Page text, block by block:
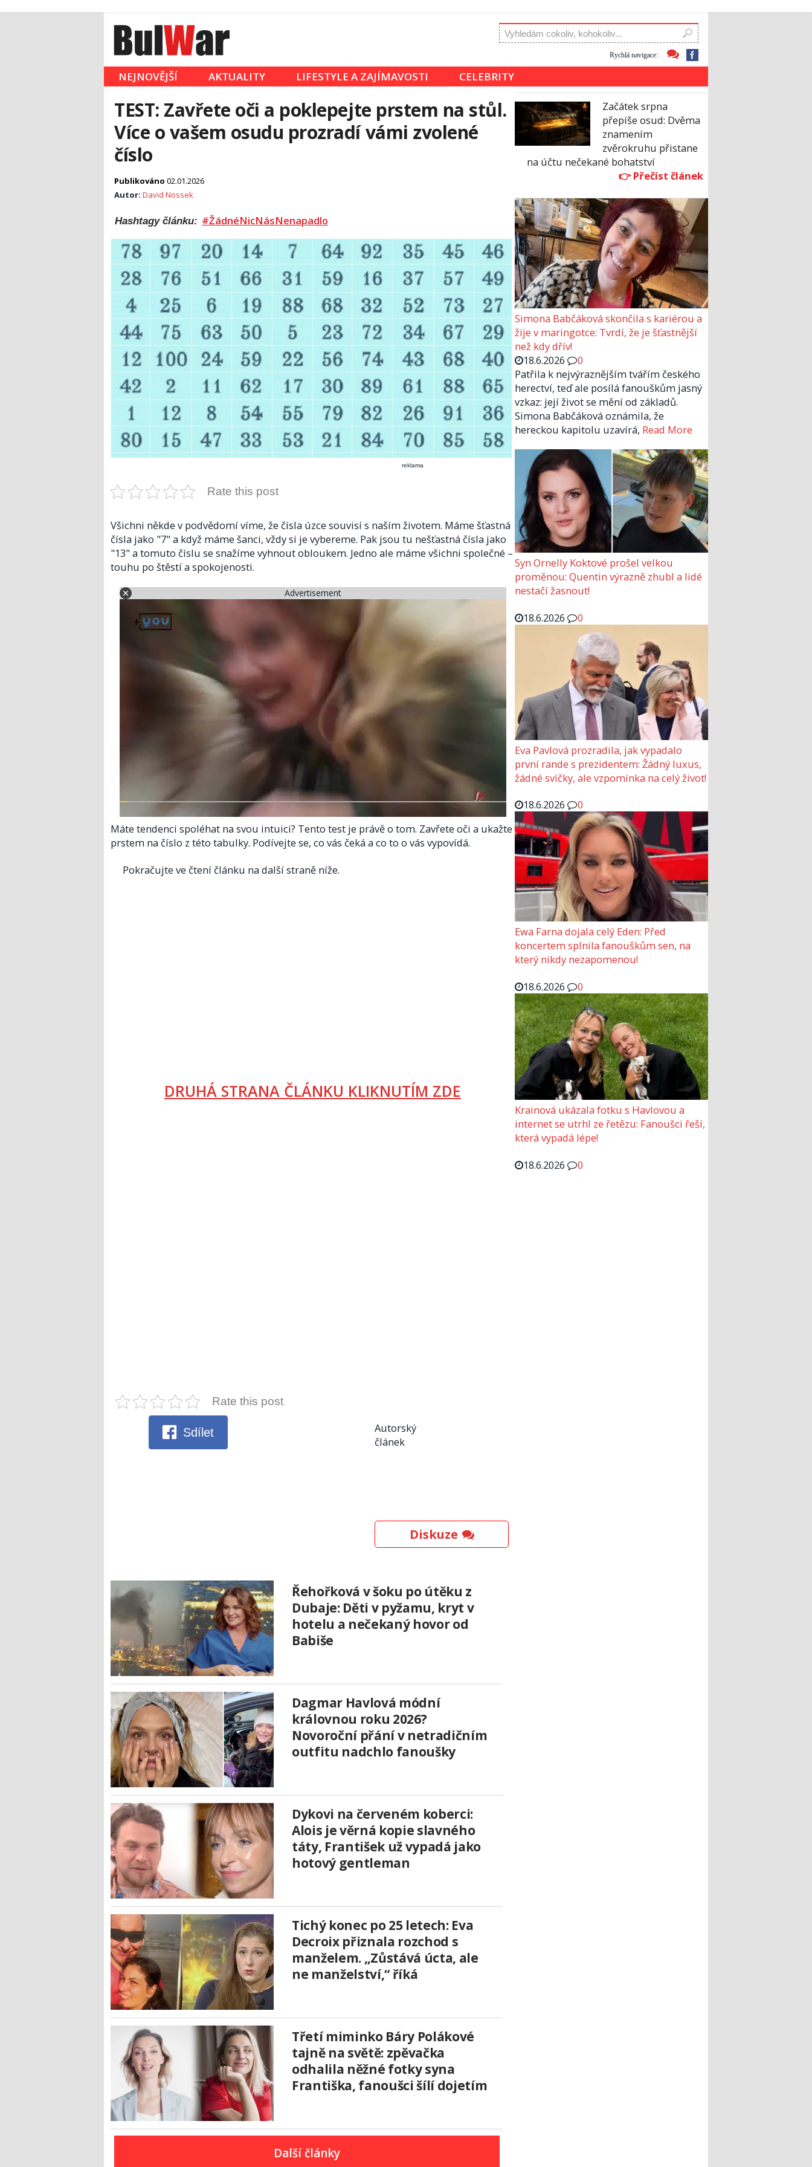
Rychlá navigace:
NEJNOVĚJŠÍ AKTUALITY LIFESTYLE A ZAJÍMAVOSTI CELEBRITY
TEST: Zavřete oči a poklepejte prstem na stůl.
Více o vašem osudu prozradí vámi zvolené
číslo
Publikováno 02.01.2026
Autor: David Nossek
Hashtagy článku: #ŽádnéNicNásNenapadlo
reklama
Rate this post
Všichni někde v podvědomí víme, že čísla úzce souvisí s naším životem. Máme šťastná
čísla jako "7" a když máme šanci, vždy si je vybereme. Pak jsou tu nešťastná čísla jako
"13" a tomuto číslu se snažíme vyhnout obloukem. Jedno ale máme všichni společné –
touhu po štěstí a spokojenosti.
Advertisement
Máte tendenci spoléhat na svou intuici? Tento test je právě o tom. Zavřete oči a ukažte
prstem na číslo z této tabulky. Podívejte se, co vás čeká a co to o vás vypovídá.
Pokračujte ve čtení článku na další straně níže.
DRUHÁ STRANA ČLÁNKU KLIKNUTÍM ZDE
Rate this post
Sdílet
Autorský
článek
Diskuze
Řehořková v šoku po útěku z
Dubaje: Děti v pyžamu, kryt v
hotelu a nečekaný hovor od
Babiše
Dagmar Havlová módní
královnou roku 2026?
Novoroční přání v netradičním
outfitu nadchlo fanoušky
Dykovi na červeném koberci:
Alois je věrná kopie slavného
táty, František už vypadá jako
hotový gentleman
Tichý konec po 25 letech: Eva
Decroix přiznala rozchod s
manželem. „Zůstává úcta, ale
ne manželství,“ říká
Třetí miminko Báry Polákové
tajně na světě: zpěvačka
odhalila něžné fotky syna
Františka, fanoušci šílí dojetím
Další články
Začátek srpna
přepíše osud: Dvěma
znamením
zvěrokruhu přistane
na účtu nečekané bohatství
Simona Babčáková skončila s kariérou a
žije v maringotce: Tvrdí, že je šťastnější
než kdy dřív!
18.6.2026
0
Patřila k nejvýraznějším tvářím českého
herectví, teď ale posílá fanouškům jasný
vzkaz: její život se mění od základů.
Simona Babčáková oznámila, že
hereckou kapitolu uzavírá, Read More
Syn Ornelly Koktové prošel velkou
proměnou: Quentin výrazně zhubl a lidé
nestačí žasnout!
18.6.2026
0
Eva Pavlová prozradila, jak vypadalo
první rande s prezidentem: Žádný luxus,
žádné svíčky, ale vzpomínka na celý život!
18.6.2026
0
Ewa Farna dojala celý Eden: Před
koncertem splnila fanouškům sen, na
který nikdy nezapomenou!
18.6.2026
0
Krainová ukázala fotku s Havlovou a
internet se utrhl ze řetězu: Fanoušci řeší,
která vypadá lépe!
18.6.2026
0